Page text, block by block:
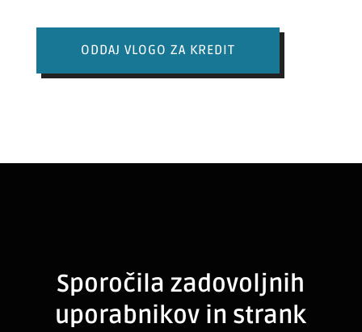
ODDAJ VLOGO ZA KREDIT
Sporočila zadovoljnih
uporabnikov in strank